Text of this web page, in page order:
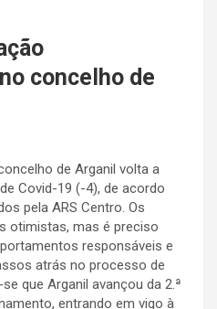
concelho de
de Arganil volta a
Covid-19 (-4), de acordo
pela ARS Centro. Os
otimistas, mas é preciso
responsáveis e
atrás no processo de
que Arganil avançou da 2.ª
entrando em vigo à